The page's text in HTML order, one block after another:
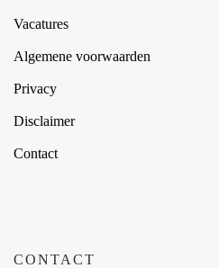
Vacatures
Algemene voorwaarden
Privacy
Disclaimer
Contact
CONTACT